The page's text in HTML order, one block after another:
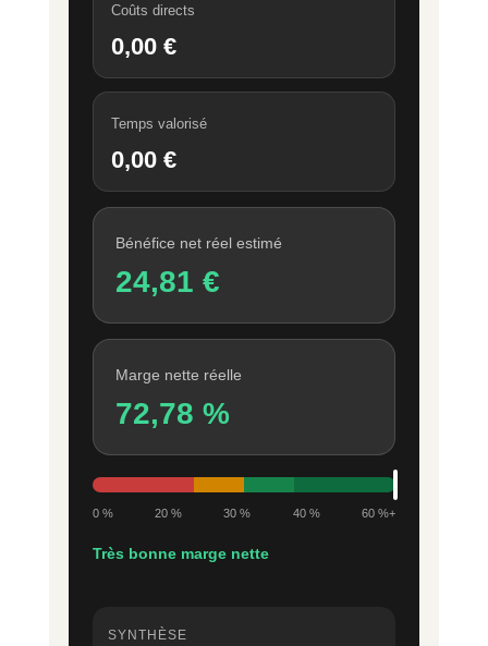
Coûts directs
0,00 €
Temps valorisé
0,00 €
Bénéfice net réel estimé
24,81 €
Marge nette réelle
72,78 %
0 % 20 % 30 % 40 % 60 %+
Très bonne marge nette
SYNTHÈSE